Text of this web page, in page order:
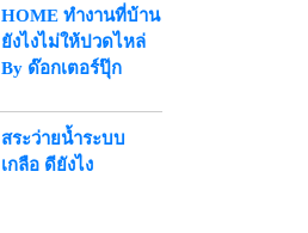
HOME ทำงานที่บ้าน
ยังไงไม่ให้ปวดไหล่
By ด๊อกเตอร์ปุ๊ก
สระว่ายน้ำระบบ
เกลือ ดียังไง